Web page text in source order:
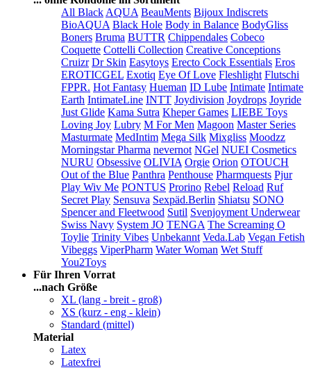
All Black AQUA BeauMents Bijoux Indiscrets
BioAQUA Black Hole Body in Balance BodyGliss
Boners Bruma BUTTR Chippendales Cobeco
Coquette Cottelli Collection Creative Conceptions
Cruizr Dr Skin Easytoys Erecto Cock Essentials Eros
EROTICGEL Exotiq Eye Of Love Fleshlight Flutschi
FPPR. Hot Fantasy Hueman ID Lube Intimate Intimate
Earth IntimateLine INTT Joydivision Joydrops Joyride
Just Glide Kama Sutra Kheper Games LIEBE Toys
Loving Joy Lubry M For Men Magoon Master Series
Masturmate MedIntim Mega Silk Mixgliss Moodzz
Morningstar Pharma nevernot NGel NUEI Cosmetics
NURU Obsessive OLIVIA Orgie Orion OTOUCH
Out of the Blue Panthra Penthouse Pharmquests Pjur
Play Wiv Me PONTUS Prorino Rebel Reload Ruf
Secret Play Sensuva Sexpäd.Berlin Shiatsu SONO
Spencer and Fleetwood Sutil Svenjoyment Underwear
Swiss Navy System JO TENGA The Screaming O
Toylie Trinity Vibes Unbekannt Veda.Lab Vegan Fetish
Vibeggs ViperPharm Water Woman Wet Stuff
You2Toys
Für Ihren Vorrat
...nach Größe
XL (lang - breit - groß)
XS (kurz - eng - klein)
Standard (mittel)
Material
Latex
Latexfrei